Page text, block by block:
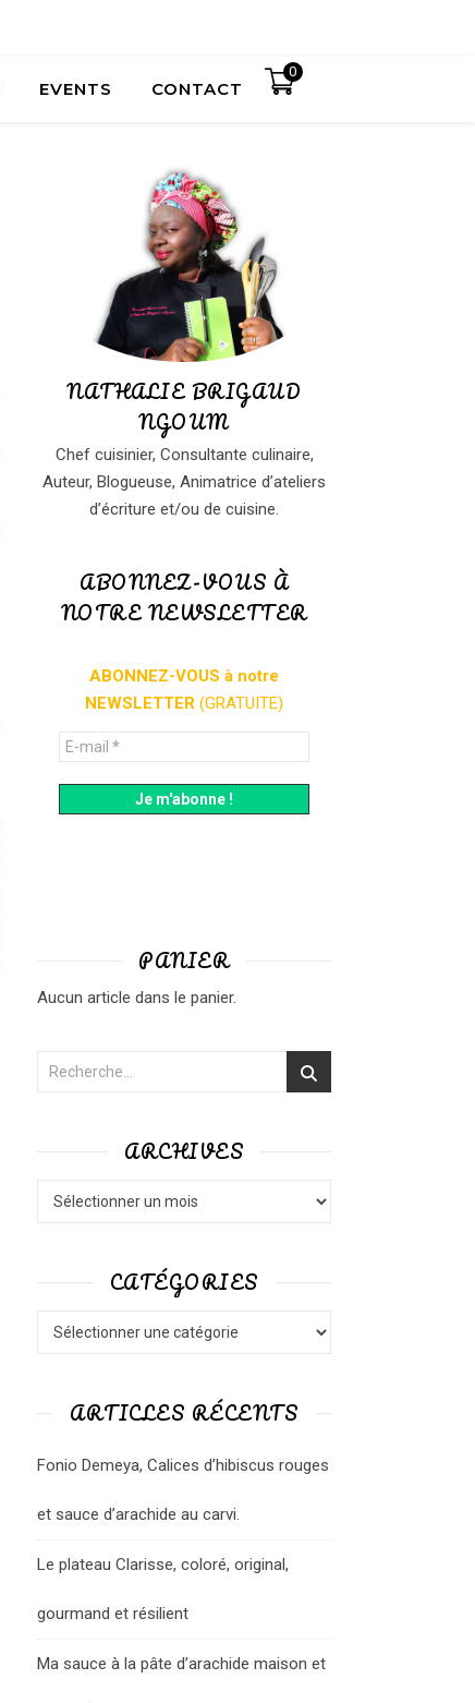
EVENTS CONTACT
0
NATHALIE BRIGAUD
NGOUM
Chef cuisinier, Consultante culinaire,
Auteur, Blogueuse, Animatrice d’ateliers
d’écriture et/ou de cuisine.
ABONNEZ-VOUS À
NOTRE NEWSLETTER
ABONNEZ-VOUS à notre
NEWSLETTER (GRATUITE)
PANIER
Aucun article dans le panier.
ARCHIVES
CATÉGORIES
ARTICLES RÉCENTS
Fonio Demeya, Calices d’hibiscus rouges
et sauce d’arachide au carvi.
Le plateau Clarisse, coloré, original,
gourmand et résilient
Ma sauce à la pâte d’arachide maison et